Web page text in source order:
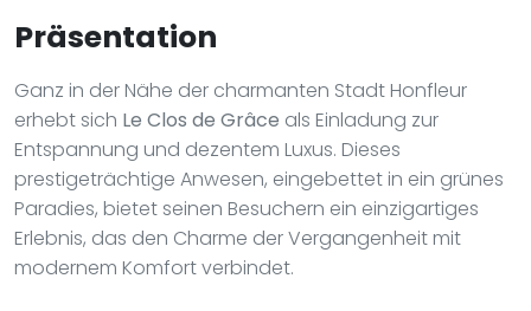
Präsentation
Ganz in der Nähe der charmanten Stadt Honfleur
erhebt sich Le Clos de Grâce als Einladung zur
Entspannung und dezentem Luxus. Dieses
prestigeträchtige Anwesen, eingebettet in ein grünes
Paradies, bietet seinen Besuchern ein einzigartiges
Erlebnis, das den Charme der Vergangenheit mit
modernem Komfort verbindet.